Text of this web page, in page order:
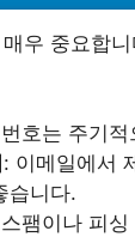
우 중요합
호는 주기
: 이메일에서
습니다.
팸이나 피